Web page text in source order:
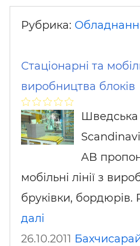
Рубрика:
Стаціонарні та
виробництва блоків
Шведська
AB
мобільні лінії з
бруківки, бордюрів.
далі
26.10.2011